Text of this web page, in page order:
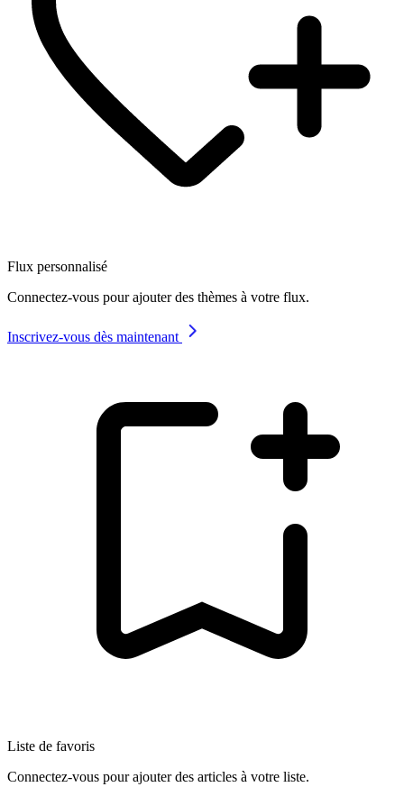
Flux personnalisé
Connectez-vous pour ajouter des thèmes à votre flux.
Inscrivez-vous dès maintenant
Liste de favoris
Connectez-vous pour ajouter des articles à votre liste.